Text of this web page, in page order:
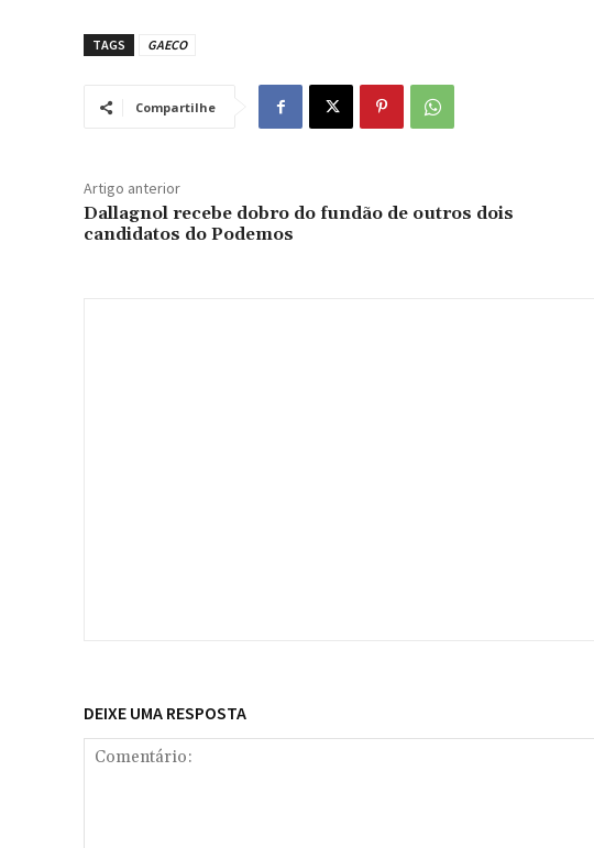
TAGS GAECO
Compartilhe
Artigo anterior
Dallagnol recebe dobro do fundão de outros dois
candidatos do Podemos
DEIXE UMA RESPOSTA